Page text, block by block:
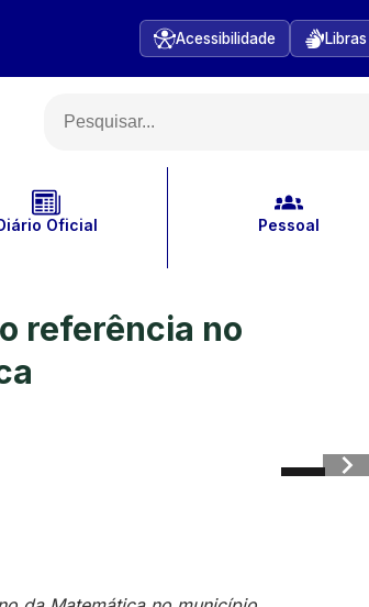
Acessibilidade Libras
Oficial Pessoal
referência no